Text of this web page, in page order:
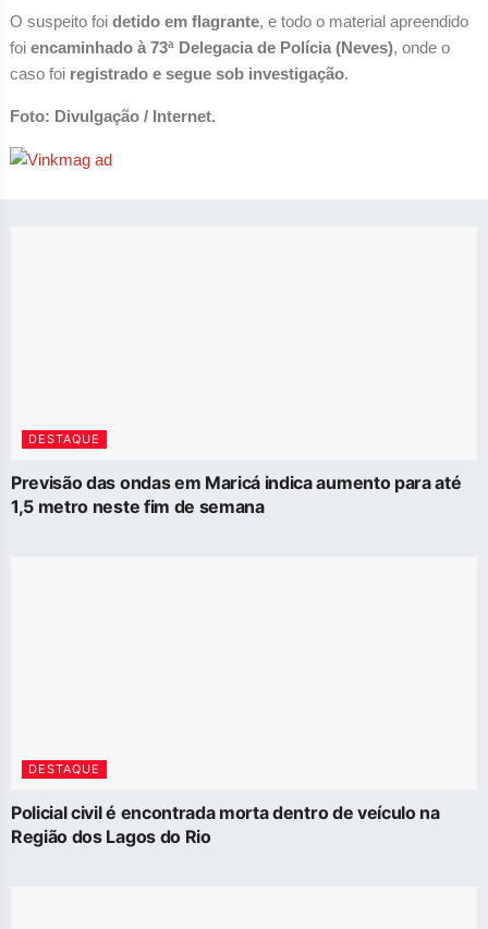
O suspeito foi detido em flagrante, e todo o material apreendido
foi encaminhado à 73ª Delegacia de Polícia (Neves), onde o
caso foi registrado e segue sob investigação.
Foto: Divulgação / Internet.
DESTAQUE
Previsão das ondas em Maricá indica aumento para até
1,5 metro neste fim de semana
DESTAQUE
Policial civil é encontrada morta dentro de veículo na
Região dos Lagos do Rio